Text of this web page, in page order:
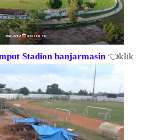
Stadion banjarmasin 👈klik